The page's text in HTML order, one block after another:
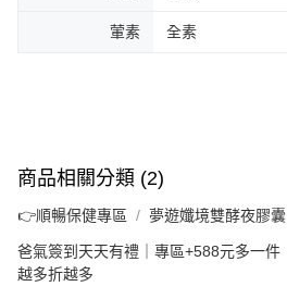
葷素 全素
商品相關分類 (2)
👉順暢保健專區 夢遊孅境雙酵夜膠囊
爸氣簽到天天有禮｜專區+588元多一件
越多折越多